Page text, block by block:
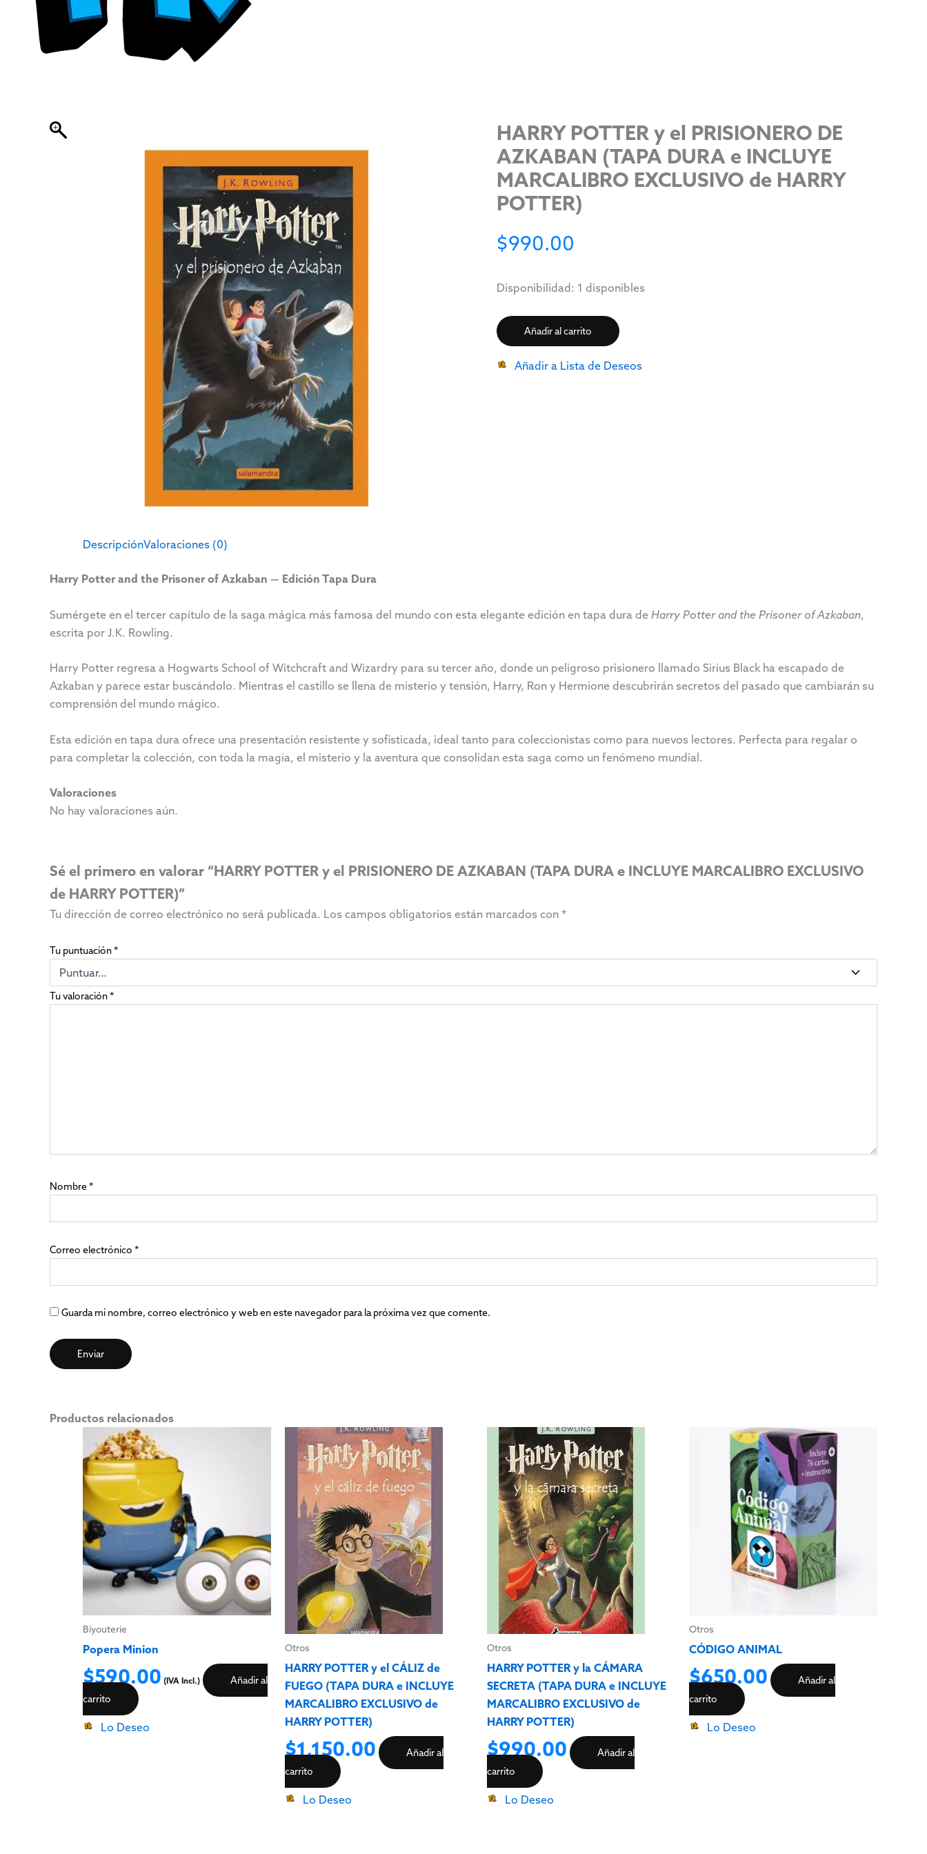
HARRY POTTER y el PRISIONERO DE
AZKABAN (TAPA DURA e INCLUYE
MARCALIBRO EXCLUSIVO de HARRY
POTTER)
$990.00
Disponibilidad: 1 disponibles
Añadir al carrito
Añadir a Lista de Deseos
DescripciónValoraciones (0)
Harry Potter and the Prisoner of Azkaban — Edición Tapa Dura
Sumérgete en el tercer capítulo de la saga mágica más famosa del mundo con esta elegante edición en tapa dura de Harry Potter and the Prisoner of Azkaban,
escrita por J.K. Rowling.
Harry Potter regresa a Hogwarts School of Witchcraft and Wizardry para su tercer año, donde un peligroso prisionero llamado Sirius Black ha escapado de
Azkaban y parece estar buscándolo. Mientras el castillo se llena de misterio y tensión, Harry, Ron y Hermione descubrirán secretos del pasado que cambiarán su
comprensión del mundo mágico.
Esta edición en tapa dura ofrece una presentación resistente y sofisticada, ideal tanto para coleccionistas como para nuevos lectores. Perfecta para regalar o
para completar la colección, con toda la magia, el misterio y la aventura que consolidan esta saga como un fenómeno mundial.
Valoraciones
No hay valoraciones aún.
Sé el primero en valorar “HARRY POTTER y el PRISIONERO DE AZKABAN (TAPA DURA e INCLUYE MARCALIBRO EXCLUSIVO
de HARRY POTTER)”
Tu dirección de correo electrónico no será publicada. Los campos obligatorios están marcados con *
Tu puntuación*
Tu valoración*
Nombre*
Correo electrónico *
Guarda mi nombre, correo electrónico y web en este navegador para la próxima vez que comente.
Productos relacionados
Biyouterie
Popera Minion
$590.00 (IVA Incl.)
Añadir al
carrito
Lo Deseo
Otros
HARRY POTTER y el CÁLIZ de
FUEGO (TAPA DURA e INCLUYE
MARCALIBRO EXCLUSIVO de
HARRY POTTER)
$1,150.00
Añadir al
carrito
Lo Deseo
Otros
HARRY POTTER y la CÁMARA
SECRETA (TAPA DURA e INCLUYE
MARCALIBRO EXCLUSIVO de
HARRY POTTER)
$990.00
Añadir al
carrito
Lo Deseo
Otros
CÓDIGO ANIMAL
$650.00
Añadir al
carrito
Lo Deseo